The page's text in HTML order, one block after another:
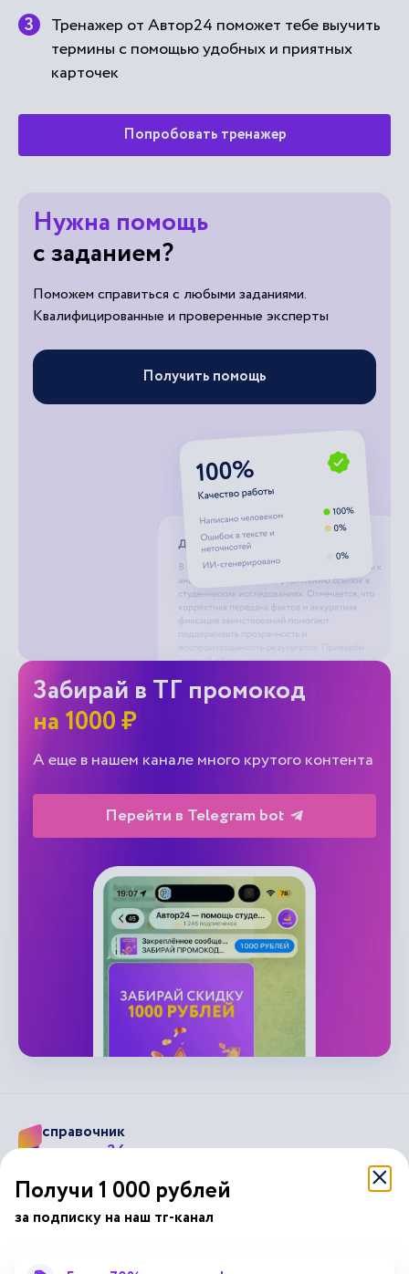
Тренажер от Автор24 поможет тебе выучить
термины с помощью удобных и приятных
карточек
Попробовать тренажер
Нужна помощь
с заданием?
Поможем справиться с любыми заданиями.
Квалифицированные и проверенные эксперты
Получить помощь
Забирай в ТГ промокод
на 1000 ₽
А еще в нашем канале много крутого контента
Перейти в Telegram bot
справочник
отавтор24
Подписывайся на наши соц. сети
Получи 1 000 рублей
за подписку на наш тг-канал